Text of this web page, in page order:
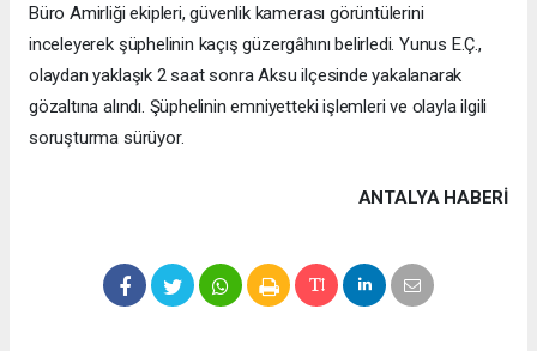
Büro Amirliği ekipleri, güvenlik kamerası görüntülerini
inceleyerek şüphelinin kaçış güzergâhını belirledi. Yunus E.Ç.,
olaydan yaklaşık 2 saat sonra Aksu ilçesinde yakalanarak
gözaltına alındı. Şüphelinin emniyetteki işlemleri ve olayla ilgili
soruşturma sürüyor.
ANTALYA HABERİ